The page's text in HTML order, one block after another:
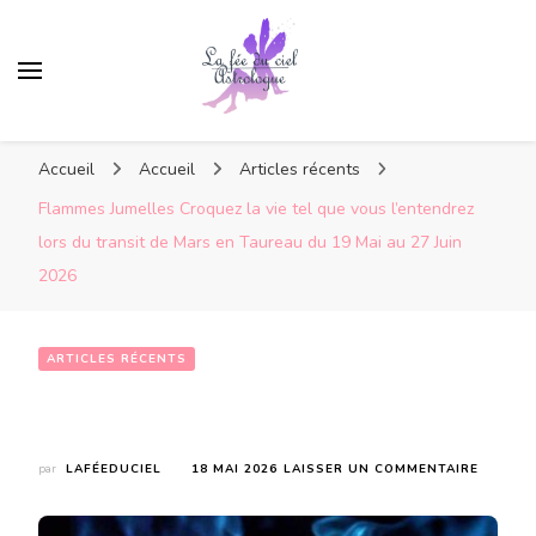
Accueil Accueil
Articles récents
Flammes Jumelles Croquez la vie tel que vous l’entendrez
lors du transit de Mars en Taureau du 19 Mai au 27 Juin
2026
ARTICLES RÉCENTS
par LAFÉEDUCIEL 18 MAI 2026 LAISSER UN COMMENTAIRE